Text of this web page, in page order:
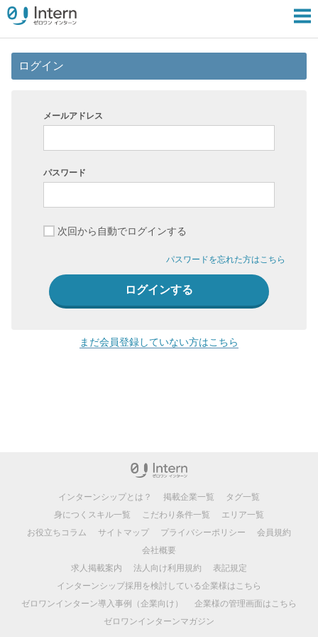
ログイン
メールアドレス
パスワード
次回から自動でログインする
パスワードを忘れた方はこちら
まだ会員登録していない方はこちら
インターンシップとは？ 掲載企業一覧
タグ一覧
身につくスキル一覧
こだわり条件一覧
エリア一覧
お役立ちコラム
サイトマップ プライバシーポリシー
会員規約
会社概要
求人掲載案内
法人向け利用規約
表記規定
インターンシップ採用を検討している企業様はこちら
ゼロワンインターン導入事例（企業向け）
企業様の管理画面はこちら
ゼロワンインターンマガジン